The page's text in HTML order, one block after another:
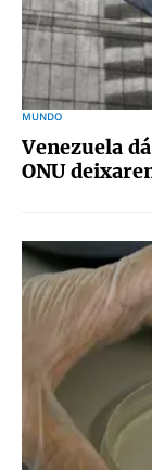
MUNDO
Venezuela
ONU